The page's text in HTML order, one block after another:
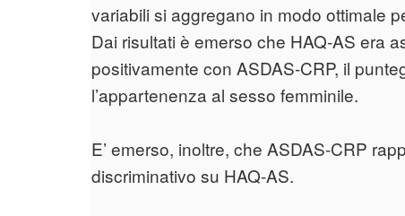
variabili si aggregano in modo ottimale
Dai risultati è emerso che HAQ-AS era
positivamente con ASDAS-CRP, il
l’appartenenza al sesso femminile.
E’ emerso, inoltre, che ASDAS-CRP
discriminativo su HAQ-AS.